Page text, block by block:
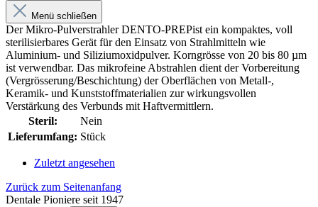
Menü schließen
Der Mikro-Pulverstrahler DENTO-PREPist ein kompaktes, voll
sterilisierbares Gerät für den Einsatz von Strahlmitteln wie
Aluminium- und Siliziumoxidpulver. Korngrösse von 20 bis 80 µm
ist verwendbar. Das mikrofeine Abstrahlen dient der Vorbereitung
(Vergrösserung/Beschichtung) der Oberflächen von Metall-,
Keramik- und Kunststoffmaterialien zur wirkungsvollen
Verstärkung des Verbunds mit Haftvermittlern.
Steril:
Nein
Lieferumfang: Stück
Zuletzt angesehen
Zurück zum Seitenanfang
Dentale Pioniere seit 1947